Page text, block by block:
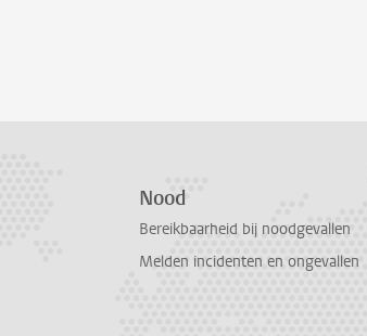
Nood
Bereikbaarheid bij noodgevallen
Melden incidenten en ongevallen